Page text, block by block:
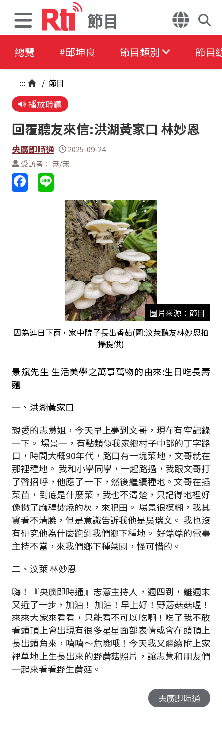
節目
總覽 #邱坤良 節目類別 節目
::: / 節目
播放聆聽
回覆聽友來信:洪湖黃家口 林妙恩
央廣即時通
2025-09-24
受訪者： 無/無
圖片來源：節目
因為連日下雨，家中院子長出香茹(圖:汶萊聽友林妙恩拍
攝提供)
景斌先生 生活美學之萬事萬物的由來:生日吃長壽
麵
一、洪湖黃家口
親愛的志薏姐， 今天早上夢到文哥，現在有空記錄
一下。 場景一，有點類似我家鄉村子中部的丁字路
口，時間大概90年代，路口有一塊菜地，文哥就在
那裡種地。 我和小學同學，一起路過，我跟文哥打
了聲招呼，他應了一下，然後繼續種地。文哥在插
菜苗，到底是什麼菜，我也不清楚，只記得地裡好
像撒了麻稈焚燒的灰，來肥田。 場景很模糊，我其
實看不清臉，但是意識告訴我他是吳瑞文。 我也沒
有研究他為什麼跑到我們鄉下種地。 好端端的電臺
主持不當，來我們鄉下種菜園，怪可惜的。
二、汶萊 林妙恩
嗨！『央廣即時通』志薏主持人， 週四到，離週末
又近了一步，加油！ 加油！早上好！ 野蘑菇菇喔！
來來大家來看看，只能看不可以吃啊！ 吃了我不敢
看頭頂上會出現有很多星星面部表情或會在頭頂上
長出頭角來，嘻嘻～危險哦！ 今天我又繼續附上家
裡草地上生長出來的野蘑菇照片，讓志薏和朋友們
一起來看看野生蘑菇。
央廣即時通